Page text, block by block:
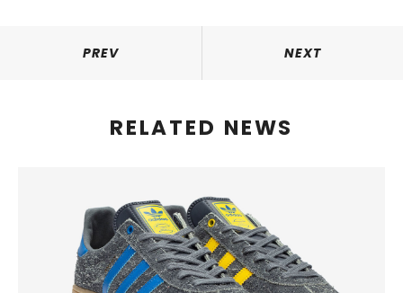
PREV NEXT
RELATED NEWS